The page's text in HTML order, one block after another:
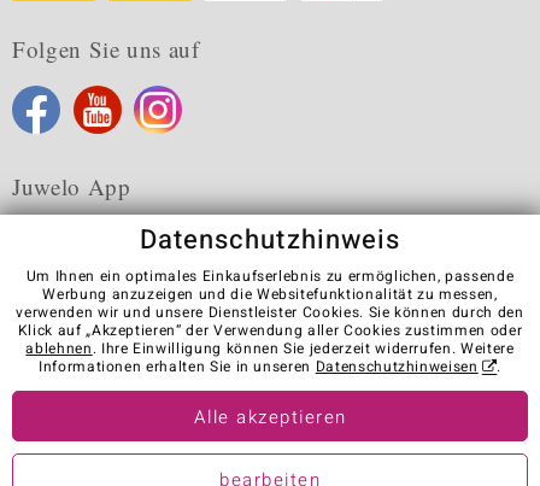
Folgen Sie uns auf
Juwelo App
Karriere AGB Datenschutz Cookies
Impressum
Kontakt
Vertrag widerrufen
Visit our stores in other countries:
© Juwelo Deutschland GmbH (ein Tochterunternehmen der elumeo
Datenschutzhinweis
Um Ihnen ein optimales Einkaufserlebnis zu ermöglichen, passende
Werbung anzuzeigen und die Websitefunktionalität zu messen,
verwenden wir und unsere Dienstleister Cookies. Sie können durch den
Klick auf „Akzeptieren“ der Verwendung aller Cookies zustimmen oder
ablehnen. Ihre Einwilligung können Sie jederzeit widerrufen. Weitere
Informationen erhalten Sie in unseren Datenschutzhinweisen .
Alle akzeptieren
bearbeiten